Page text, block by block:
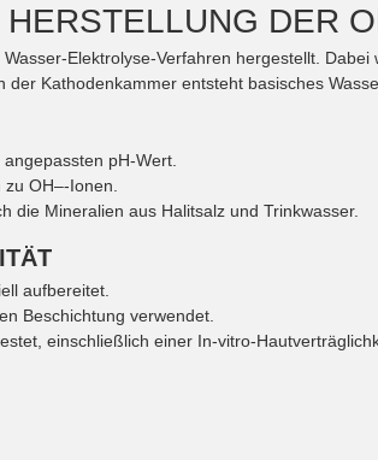
DER
Elektrolyse-Verfahren hergestellt.
Kathodenkammer entsteht basisches
pH-Wert.
OH–-Ionen.
die Mineralien aus Halitsalz und Trinkwasser.
aufbereitet.
Beschichtung verwendet.
einschließlich einer In-vitro-